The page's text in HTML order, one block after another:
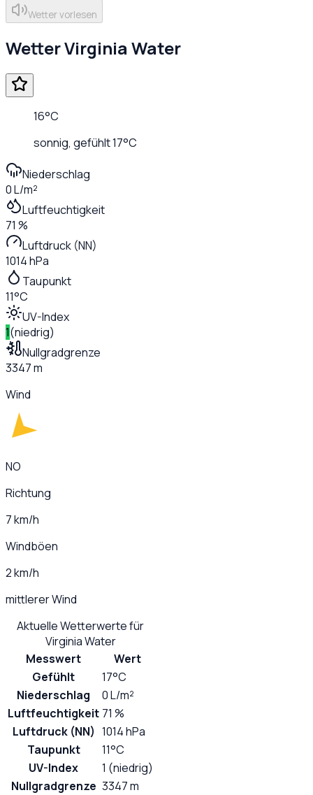
Wetter vorlesen
WetterVirginia Water
16°C
sonnig, gefühlt17°C
Niederschlag
0 L/m²
Luftfeuchtigkeit
71 %
Luftdruck (NN)
1014 hPa
Taupunkt
11°C
UV-Index
1(niedrig)
Nullgradgrenze
3347 m
Wind
NO
Richtung
7 km/h
Windböen
2 km/h
mittlerer Wind
Aktuelle Wetterwerte für
Virginia Water
Messwert
Wert
Gefühlt
17°C
Niederschlag
0 L/m²
Luftfeuchtigkeit 71 %
Luftdruck (NN) 1014 hPa
Taupunkt
11°C
UV-Index
1 (niedrig)
Nullgradgrenze 3347 m